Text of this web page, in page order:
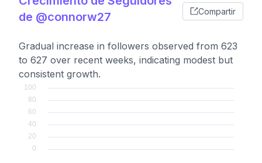
de @connorw27
Compartir
Gradual increase in followers observed from 623
to 627 over recent weeks, indicating modest but
consistent growth.